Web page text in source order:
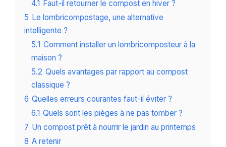
4.1 Faut-il retourner le compost en hiver ?
5 Le lombricompostage, une alternative
intelligente ?
5.1 Comment installer un lombricomposteur à la
maison ?
5.2 Quels avantages par rapport au compost
classique ?
6 Quelles erreurs courantes faut-il éviter ?
6.1 Quels sont les pièges à ne pas tomber ?
7 Un compost prêt à nourrir le jardin au printemps
8 A retenir